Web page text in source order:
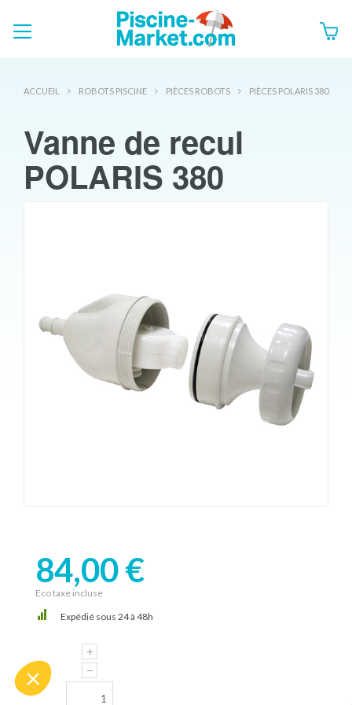
ACCUEIL ROBOTS PISCINE PIÈCES ROBOTS PIÈCES POLARIS 380
Vanne de recul
POLARIS 380
84,00 €
Eco taxe incluse
Expédié sous 24 à 48h